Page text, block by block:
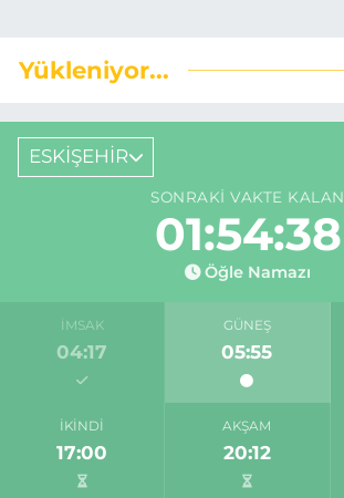
Yükleniyor...
ESKİŞEHİR
SONRAKI VAKTE KALAN
01:54:37
Öğle Namazı
İMSAK
04:17
GÜNEŞ
05:55
İKINDI
17:00
AKŞAM
20:12